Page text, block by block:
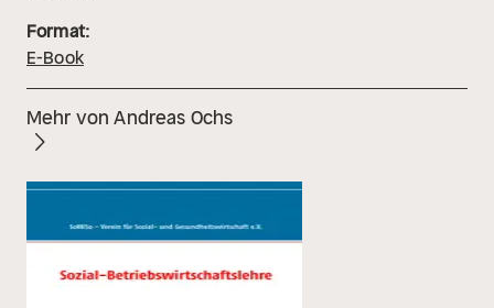
Format:
E-Book
Mehr von Andreas Ochs